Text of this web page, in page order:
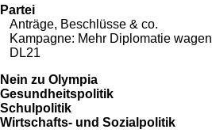
Partei
Anträge, Beschlüsse & co.
Kampagne: Mehr Diplomatie wagen
DL21
Nein zu Olympia
Gesundheitspolitik
Schulpolitik
Wirtschafts- und Sozialpolitik